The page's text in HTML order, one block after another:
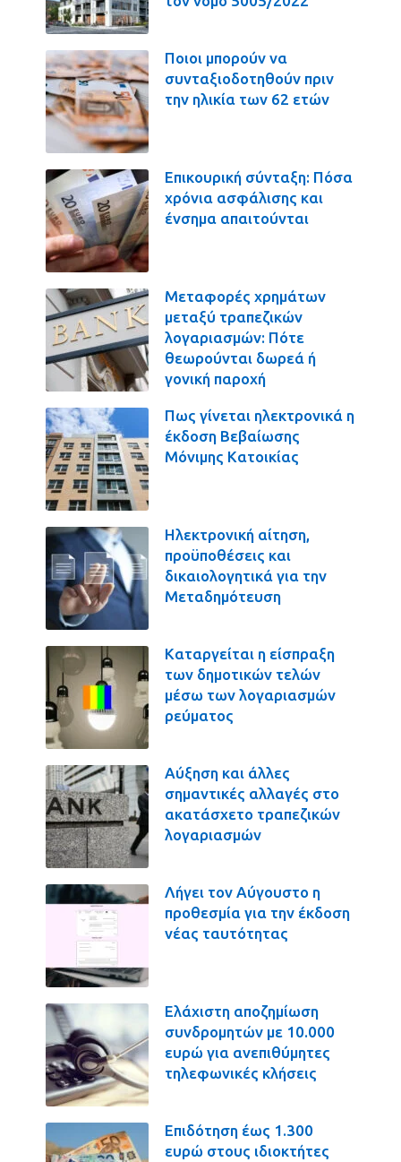
Ποιοι μπορούν να
συνταξιοδοτηθούν πριν
την ηλικία των 62 ετών
Επικουρική σύνταξη: Πόσα
χρόνια ασφάλισης και
ένσημα απαιτούνται
Μεταφορές χρημάτων
μεταξύ τραπεζικών
λογαριασμών: Πότε
θεωρούνται δωρεά ή
γονική παροχή
Πως γίνεται ηλεκτρονικά η
έκδοση Βεβαίωσης
Μόνιμης Κατοικίας
Ηλεκτρονική αίτηση,
προϋποθέσεις και
δικαιολογητικά για την
Μεταδημότευση
Καταργείται η είσπραξη
των δημοτικών τελών
μέσω των λογαριασμών
ρεύματος
Αύξηση και άλλες
σημαντικές αλλαγές στο
ακατάσχετο τραπεζικών
λογαριασμών
Λήγει τον Αύγουστο η
προθεσμία για την έκδοση
νέας ταυτότητας
Ελάχιστη αποζημίωση
συνδρομητών με 10.000
ευρώ για ανεπιθύμητες
τηλεφωνικές κλήσεις
Επιδότηση έως 1.300
ευρώ στους ιδιοκτήτες